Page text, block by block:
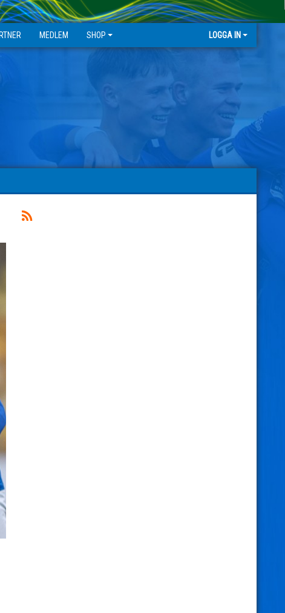
MEDLEM SHOP LOGGA IN